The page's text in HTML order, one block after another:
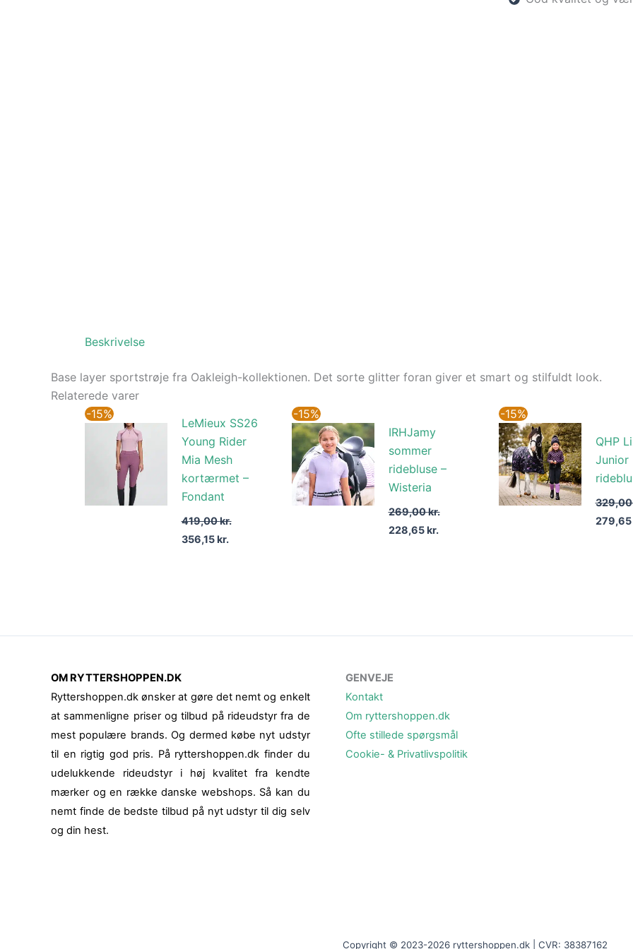
Beskrivelse
Base layer sportstrøje fra Oakleigh-kollektionen. Det sorte glitter foran giver et smart og stilfuldt look.
Relaterede varer
-15%
LeMieux SS26
Young Rider
Mia Mesh
kortærmet –
Fondant
419,00kr.
oprindelige
pris
var:
419,00 kr..
356,15kr.
aktuelle
pris
er:
356,15 kr..
-15%
IRHJamy
sommer
ridebluse –
Wisteria
269,00kr.
pris
var:
228,65kr.
-15%
QHP
Junior
pris
var:
329,00
279,65
OM RYTTERSHOPPEN.DK
Ryttershoppen.dk ønsker at gøre det nemt og enkelt
at sammenligne priser og tilbud på rideudstyr fra de
mest populære brands. Og dermed købe nyt udstyr
til en rigtig god pris. På ryttershoppen.dk finder du
udelukkende rideudstyr i høj kvalitet fra kendte
mærker og en række danske webshops. Så kan du
nemt finde de bedste tilbud på nyt udstyr til dig selv
og din hest.
GENVEJE
Kontakt
Om ryttershoppen.dk
Ofte stillede spørgsmål
Cookie- & Privatlivspolitik
Copyright © 2023-2026 ryttershoppen.dk | CVR: 38387162